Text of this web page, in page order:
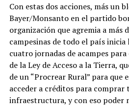
Con estas dos acciones, más un
Bayer/Monsanto en el partido
organización que agremia a más
campesinas de todo el país inicia
cuatro jornadas de acampes
de la Ley de Acceso a la Tierra,
de un “Procrear Rural” para que
acceder a créditos para comprar
infraestructura, y con eso poder